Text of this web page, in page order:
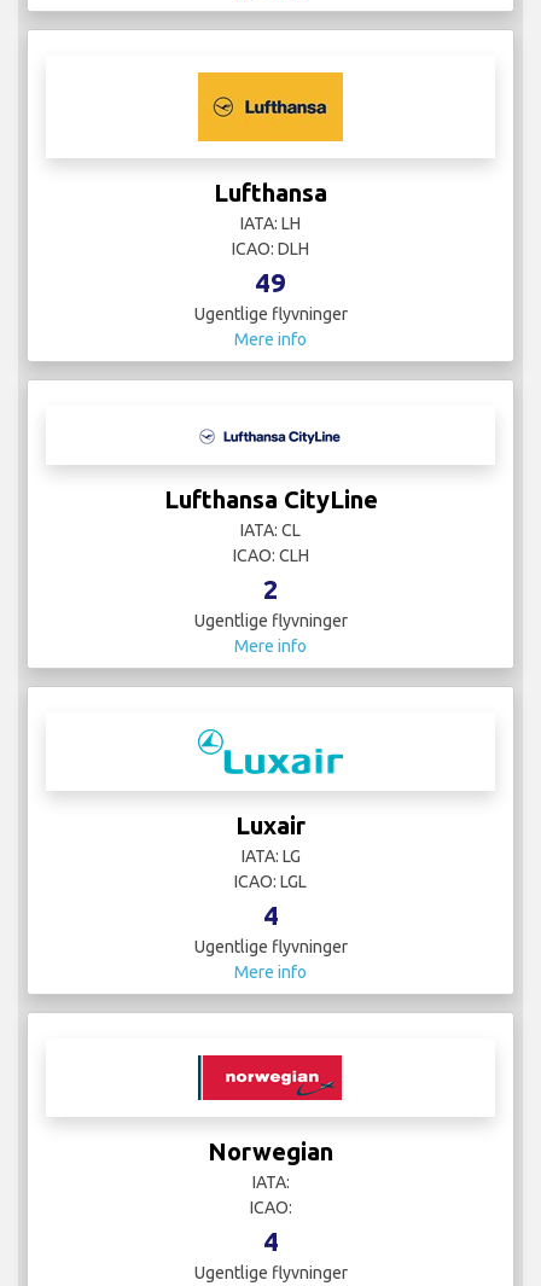
Lufthansa
IATA: LH
ICAO: DLH
49
Ugentlige flyvninger
Mere info
Lufthansa CityLine
IATA: CL
ICAO: CLH
2
Ugentlige flyvninger
Mere info
Luxair
IATA: LG
ICAO: LGL
4
Ugentlige flyvninger
Mere info
Norwegian
IATA:
ICAO:
4
Ugentlige flyvninger